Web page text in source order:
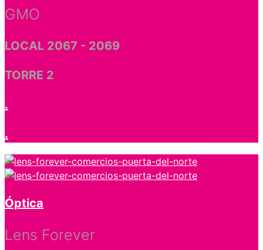
GMO
LOCAL 2067 - 2069
TORRE 2
.
.
Óptica
Lens Forever